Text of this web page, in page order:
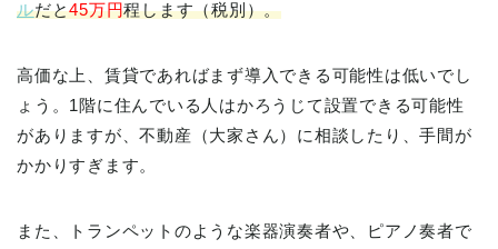
ルだと45万円程します（税別）。
高価な上、賃貸であればまず導入できる可能性は低いでし
ょう。1階に住んでいる人はかろうじて設置できる可能性
がありますが、不動産（大家さん）に相談したり、手間が
かかりすぎます。
また、トランペットのような楽器演奏者や、ピアノ奏者で